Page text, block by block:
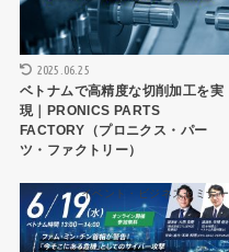
2025.06.25
ベトナムで高精度な切削加工を実
現｜PRONICS PARTS
FACTORY（プロニクス・パー
ツ・ファクトリー）
イベント・ビジネスセミナー